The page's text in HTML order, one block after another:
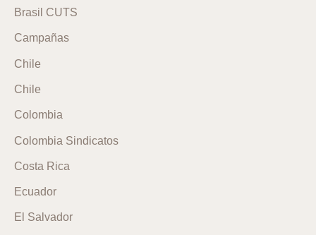
Brasil CUTS
Campañas
Chile
Chile
Colombia
Colombia Sindicatos
Costa Rica
Ecuador
El Salvador